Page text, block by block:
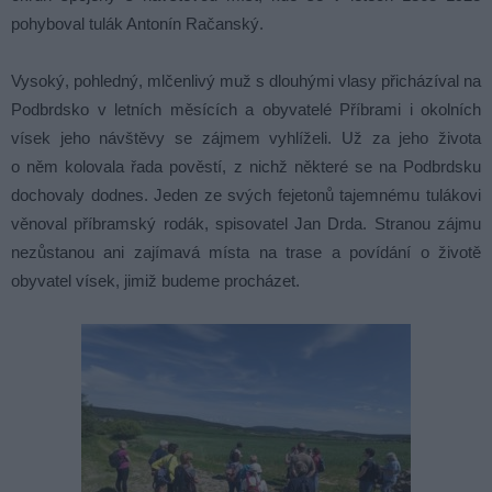
pohyboval tulák Antonín Račanský.
Vysoký, pohledný, mlčenlivý muž s dlouhými vlasy přicházíval na
Podbrdsko v letních měsících a obyvatelé Příbrami i okolních
vísek jeho návštěvy se zájmem vyhlíželi. Už za jeho života
o něm kolovala řada pověstí, z nichž některé se na Podbrdsku
dochovaly dodnes. Jeden ze svých fejetonů tajemnému tulákovi
věnoval příbramský rodák, spisovatel Jan Drda. Stranou zájmu
nezůstanou ani zajímavá místa na trase a povídání o životě
obyvatel vísek, jimiž budeme procházet.